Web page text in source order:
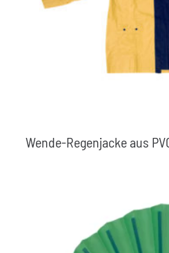
Wende-Regenjacke aus